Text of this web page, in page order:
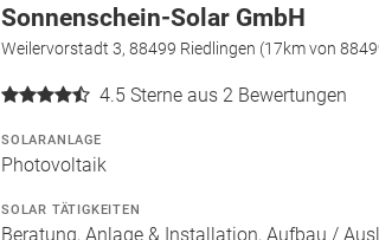
Sonnenschein-Solar GmbH
Weilervorstadt 3, 88499 Riedlingen (17km von
4.5 Sterne aus 2 Bewertungen
SOLARANLAGE
Photovoltaik
SOLAR TÄTIGKEITEN
Beratung, Anlage & Installation, Aufbau /